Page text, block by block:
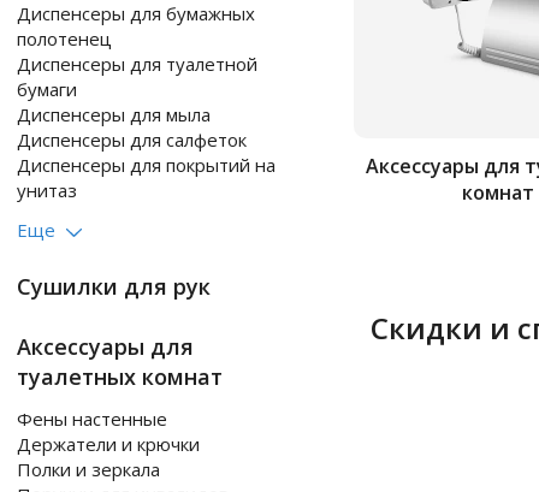
Диспенсеры для бумажных
полотенец
Диспенсеры для туалетной
бумаги
Диспенсеры для мыла
Диспенсеры для салфеток
Диспенсеры для покрытий на
унитаз
Еще
Сушилки для рук
Аксессуары для
туалетных комнат
Фены настенные
Держатели и крючки
Полки и зеркала
Аксессуары для
комнат
Скидки и